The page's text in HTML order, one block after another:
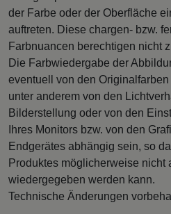
der Farbe oder der Oberfläche
auftreten. Diese chargen- bzw.
Farbnuancen berechtigen nicht
Die Farbwiedergabe der
eventuell von den
unter anderem von den
Bilderstellung oder von den
Ihres Monitors bzw. von den
Endgerätes abhängig sein, so
Produktes möglicherweise nicht
wiedergegeben werden kann.
Technische Änderungen